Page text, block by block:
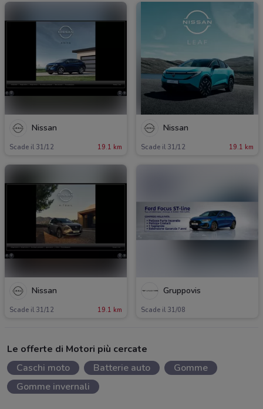
Nissan
Scade il 31/12 19.1 km
Nissan
Scade il 31/12 19.1 km
Nissan
Scade il 31/12 19.1 km
Gruppovis
Scade il 31/08
Le offerte di Motori più cercate
Caschi moto
Batterie auto
Gomme
Gomme invernali